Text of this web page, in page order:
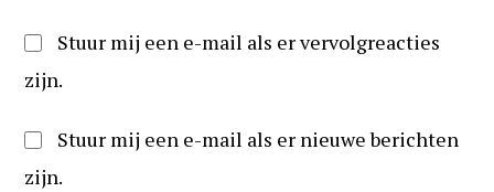
Stuur mij een e-mail als er vervolgreacties
zijn.
Stuur mij een e-mail als er nieuwe berichten
zijn.